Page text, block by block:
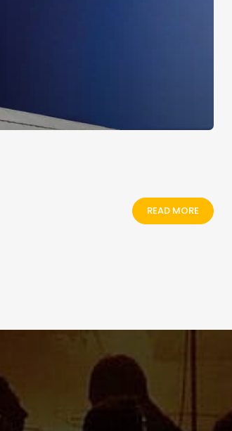
READ MORE